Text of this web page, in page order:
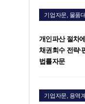
기업자문, 물품
개인파산 절차
채권회수 전략·
법률자문